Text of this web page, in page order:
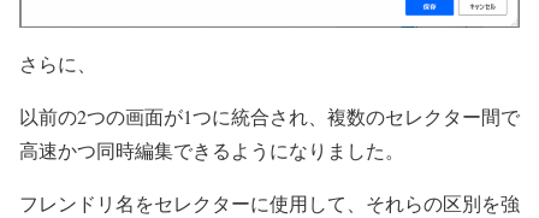
さらに、
以前の2つの画面が1つに統合され、複数のセレクター間で
高速かつ同時編集できるようになりました。
フレンドリ名をセレクターに使用して、それらの区別を強